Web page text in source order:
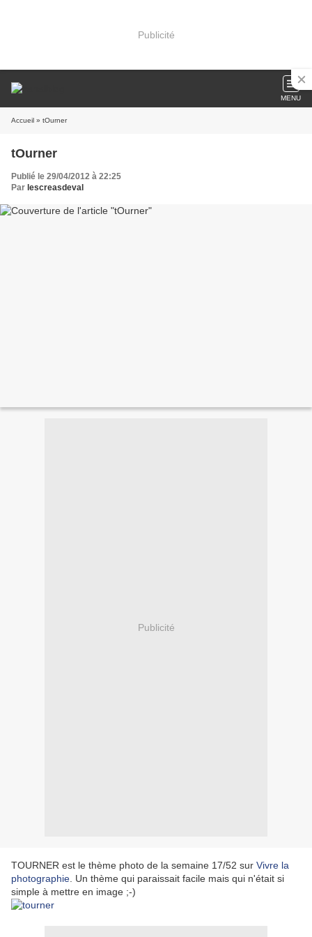
Publicité
MENU
Accueil » tOurner
tOurner
Publié le 29/04/2012 à 22:25
Par lescreasdeval
Publicité
TOURNER est le thème photo de la semaine 17/52 sur Vivre la
photographie . Un thème qui paraissait facile mais qui n'était si
simple à mettre en image ;-)